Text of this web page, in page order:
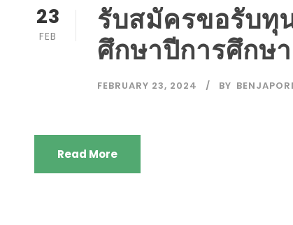
23
FEB
รับสมัครขอรับทุ
ศึกษาปีการศึกษ
FEBRUARY 23, 2024 BY
Read More